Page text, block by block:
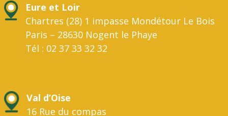
Eure et Loir
Chartres (28) 1 impasse Mondétour Le Bois
Paris – 28630 Nogent le Phaye
Tél : 02 37 33 32 32
Val d’Oise
16 Rue du compas